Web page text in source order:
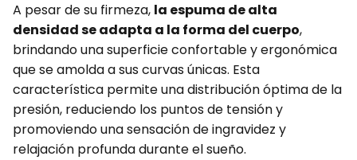
A pesar de su firmeza, la espuma de alta
densidad se adapta a la forma del cuerpo,
brindando una superficie confortable y ergonómica
que se amolda a sus curvas únicas. Esta
característica permite una distribución óptima de la
presión, reduciendo los puntos de tensión y
promoviendo una sensación de ingravidez y
relajación profunda durante el sueño.